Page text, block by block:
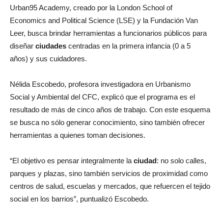
Urban95 Academy, creado por la London School of
Economics and Political Science (LSE) y la Fundación Van
Leer, busca brindar herramientas a funcionarios públicos para
diseñar ciudades centradas en la primera infancia (0 a 5
años) y sus cuidadores.
Nélida Escobedo, profesora investigadora en Urbanismo
Social y Ambiental del CFC, explicó que el programa es el
resultado de más de cinco años de trabajo. Con este esquema
se busca no sólo generar conocimiento, sino también ofrecer
herramientas a quienes toman decisiones.
“El objetivo es pensar integralmente la ciudad: no solo calles,
parques y plazas, sino también servicios de proximidad como
centros de salud, escuelas y mercados, que refuercen el tejido
social en los barrios”, puntualizó Escobedo.